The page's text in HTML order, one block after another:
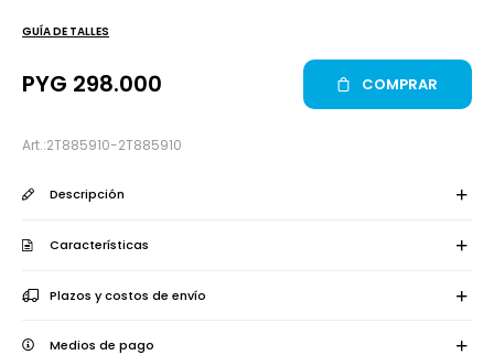
2T885910-2T885910
GUÍA DE TALLES
PYG 298.000 COMPRAR
Descripción
Características
Plazos y costos de envío
Medios de pago